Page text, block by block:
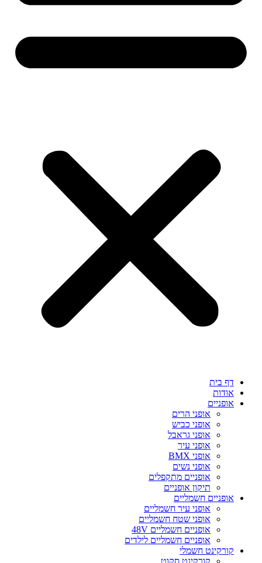
דף בית
אודות
אופניים
אופני הרים
אופני כביש
אופני גראבל
אופני עיר
אופני BMX
אופני נשים
אופניים מתקפלים
תיקון אופניים
אופניים חשמליים
אופני עיר חשמליים
אופני שטח חשמליים
אופניים חשמליים 48V
אופניים חשמליים לילדים
קורקינט חשמלי
קורקינט סקוט